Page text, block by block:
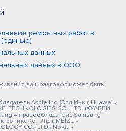
ремонтных работ в
данных
данных в ООО
ваш разговор может быть
Apple Inc. (Эпл Инк.); Huawei и
TECHNOLOGIES CO., LTD. (ХУАВЕЙ
– правообладатель Samsung
Ко., Лтд.); MEIZU -
CO., LTD.; Nokia -